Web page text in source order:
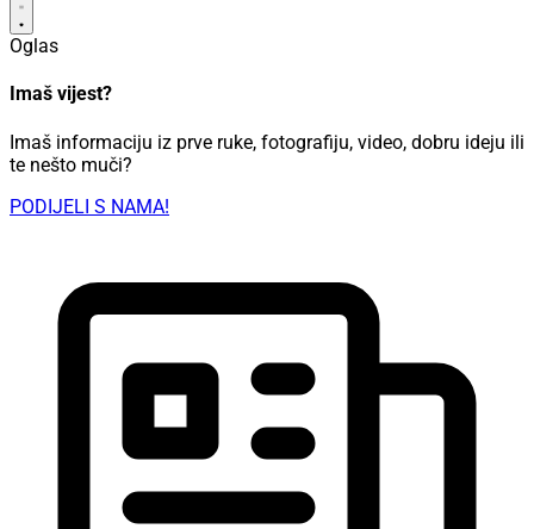
Oglas
Imaš vijest?
Imaš informaciju iz prve ruke, fotografiju, video, dobru ideju ili
te nešto muči?
PODIJELI S NAMA!